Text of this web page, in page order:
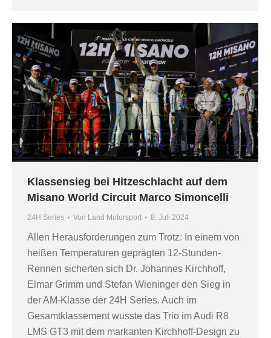
Klassensieg bei Hitzeschlacht auf dem
Misano World Circuit Marco Simoncelli
24H Series Von Land Motorsport 8. Juli 2024
Allen Herausforderungen zum Trotz: In einem von
heißen Temperaturen geprägten 12-Stunden-
Rennen sicherten sich Dr. Johannes Kirchhoff,
Elmar Grimm und Stefan Wieninger den Sieg in
der AM-Klasse der 24H Series. Auch im
Gesamtklassement wusste das Trio im Audi R8
LMS GT3 mit dem markanten Kirchhoff-Design zu